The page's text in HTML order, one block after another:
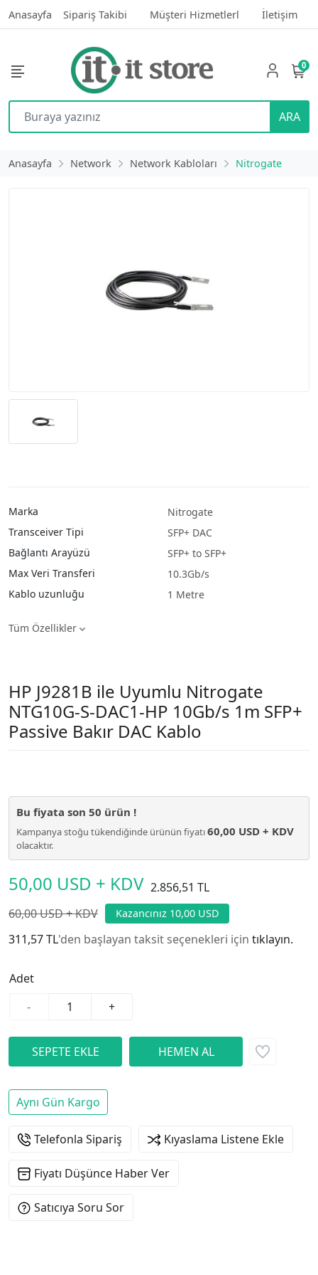
Anasayfa Sipariş Takibi Müşteri Hizmetlerl İletişim
ARA
0
Anasayfa Network Network Kabloları Nitrogate
Marka
Nitrogate
Transceiver Tipi
SFP+ DAC
Bağlantı Arayüzü
SFP+ to SFP+
Max Veri Transferi
10.3Gb/s
Kablo uzunluğu
1 Metre
Tüm Özellikler
HP J9281B ile Uyumlu Nitrogate
NTG10G-S-DAC1-HP 10Gb/s 1m SFP+
Passive Bakır DAC Kablo
2.856,51 TL
50,00 USD + KDV
60,00 USD + KDV Kazancınız 10,00 USD
Bu fiyata son 50 ürün !
Kampanya stoğu tükendiğinde ürünün fiyatı60,00 USD + KDV
olacaktır.
311,57 TL'den başlayan taksit seçenekleri için tıklayın.
Adet
-
+
Aynı Gün Kargo
Telefonla Sipariş Kıyaslama Listene Ekle
Fiyatı Düşünce Haber Ver
Satıcıya Soru Sor